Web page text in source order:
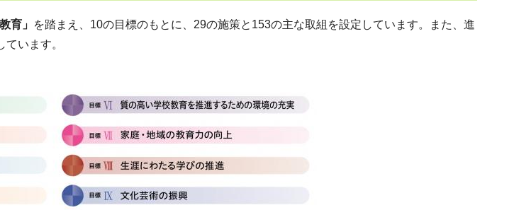
育」 を踏まえ、10の目標のもとに、29の施策と153の主な取組を設定しています。また、進
ています。